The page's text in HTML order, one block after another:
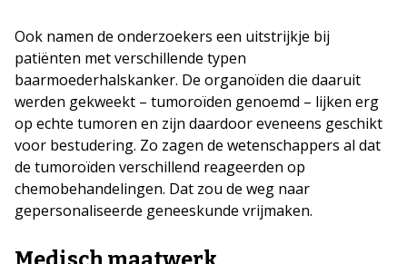
Ook namen de onderzoekers een uitstrijkje bij
patiënten met verschillende typen
baarmoederhalskanker. De organoïden die daaruit
werden gekweekt – tumoroïden genoemd – lijken erg
op echte tumoren en zijn daardoor eveneens geschikt
voor bestudering. Zo zagen de wetenschappers al dat
de tumoroïden verschillend reageerden op
chemobehandelingen. Dat zou de weg naar
gepersonaliseerde geneeskunde vrijmaken.